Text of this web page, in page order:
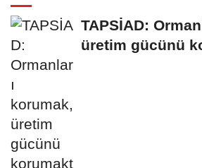
TAPSİAD:
üretim gücünü